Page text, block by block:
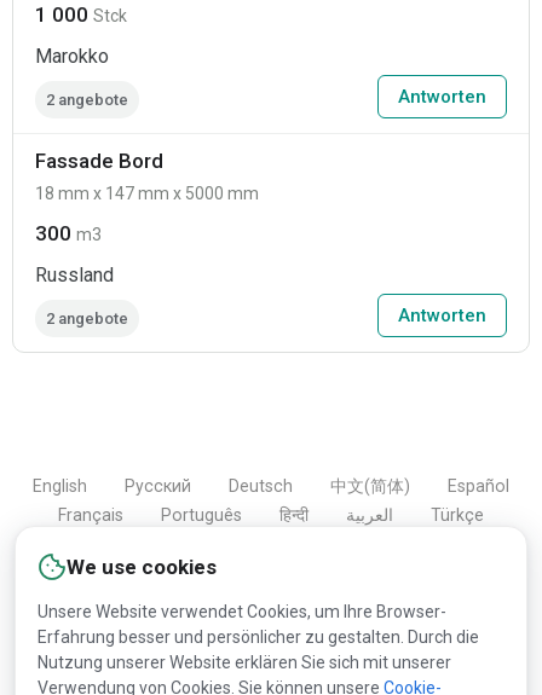
1 000 Stck
Marokko
2 angebote Antworten
Fassade Bord
18 mm x 147 mm x 5000 mm
300 m3
Russland
2 angebote Antworten
We use cookies
Unsere Website verwendet Cookies, um Ihre Browser-
Erfahrung besser und persönlicher zu gestalten. Durch die
Nutzung unserer Website erklären Sie sich mit unserer
Verwendung von Cookies. Sie können unsere Cookie-
English Русский Deutsch 中文(简体)
Español
Français
Português हिन्दी العربية
Türkçe
Copyright © 2000-2026 Lesprom Network. Alle Rechte
vorbehalten.